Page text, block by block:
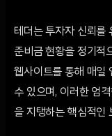
테더는 투자자 신뢰를
준비금 현황을 정기적
웹사이트를 통해 매일
수 있으며, 이러한 엄
을 지탱하는 핵심적인